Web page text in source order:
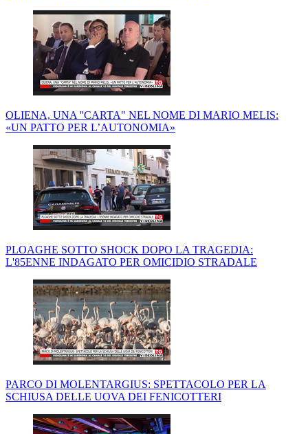
OLIENA, UNA ''CARTA" NEL NOME DI MARIO MELIS:
«UN PATTO PER L’AUTONOMIA»
PLOAGHE SOTTO SHOCK DOPO LA TRAGEDIA:
L'85ENNE INDAGATO PER OMICIDIO STRADALE
PARCO DI MOLENTARGIUS: SPETTACOLO PER LA
SCHIUSA DELLE UOVA DEI FENICOTTERI